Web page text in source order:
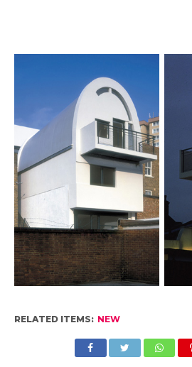
RELATED ITEMS: NEW